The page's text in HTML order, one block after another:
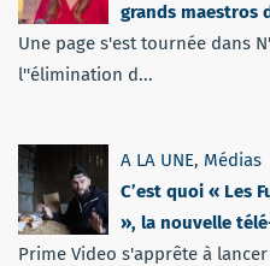
grands maestros
Une page s'est tournée dans
l''élimination d...
A LA UNE, Médias
C’est quoi « Les
», la nouvelle
Prime Video s'apprête à